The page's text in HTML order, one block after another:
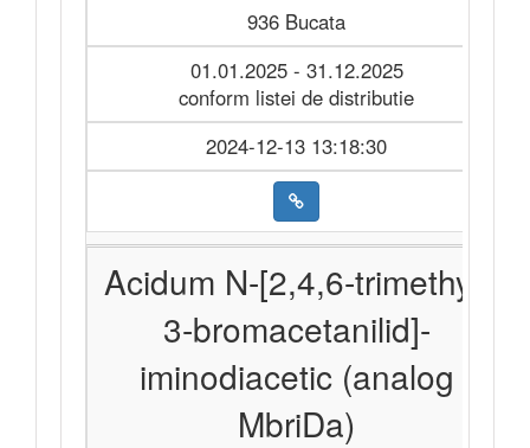
936 Bucata
01.01.2025 - 31.12.2025
conform listei de distributie
2024-12-13 13:18:30
Acidum N-[2,4,6-trimethyl-
3-bromacetanilid]-
iminodiacetic (analog
MbriDa)